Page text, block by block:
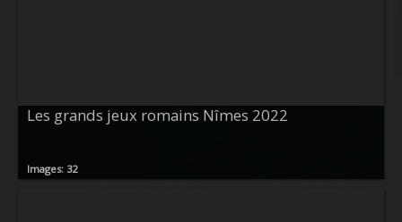
Les grands jeux romains Nîmes 2022
Images: 32